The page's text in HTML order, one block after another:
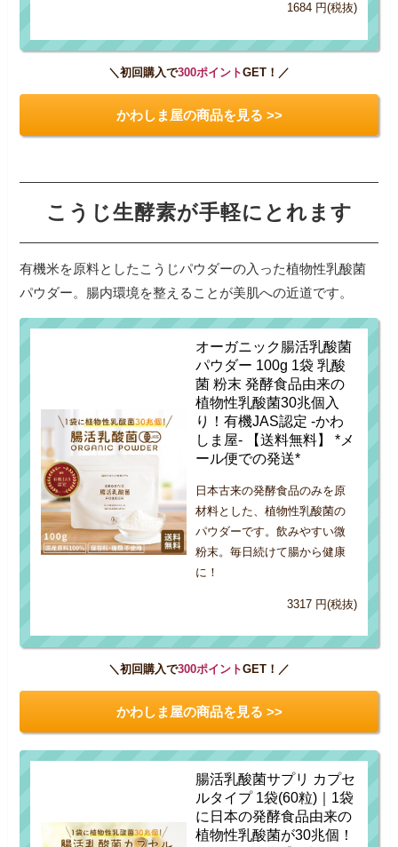
1684 円(税抜)
＼初回購入で300ポイントGET！／
かわしま屋の商品を見る >>
こうじ生酵素が手軽にとれます
有機米を原料としたこうじパウダーの入った植物性乳酸菌
パウダー。腸内環境を整えることが美肌への近道です。
オーガニック腸活乳酸菌
パウダー 100g 1袋 乳酸
菌 粉末 発酵食品由来の
植物性乳酸菌30兆個入
り！有機JAS認定 -かわ
しま屋- 【送料無料】 *メ
ール便での発送*
日本古来の発酵食品のみを原
材料とした、植物性乳酸菌の
パウダーです。飲みやすい微
粉末。毎日続けて腸から健康
に！
3317 円(税抜)
＼初回購入で300ポイントGET！／
かわしま屋の商品を見る >>
腸活乳酸菌サプリ カプセ
ルタイプ 1袋(60粒)｜1袋
に日本の発酵食品由来の
植物性乳酸菌が30兆個！